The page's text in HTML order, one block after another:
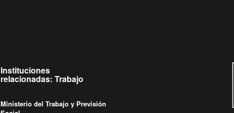
Instituciones
relacionadas: Trabajo
Ministerio del Trabajo y Previsión